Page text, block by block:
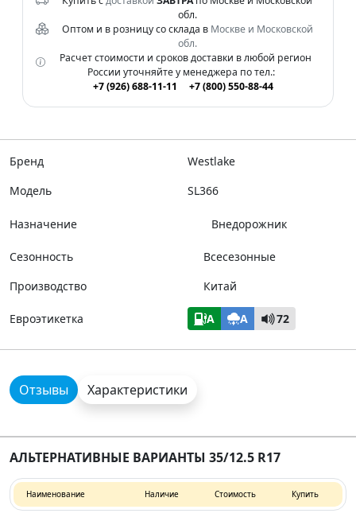
обл.
Оптом и в розницу со склада в Москве и Московской
обл.
Расчет стоимости и сроков доставки в любой регион
России уточняйте у менеджера по тел.:
+7 (926) 688-11-11
+7 (800) 550-88-44
Бренд
Westlake
Модель
SL366
Назначение Внедорожник
Сезонность
Всесезонные
Производство
Китай
Евроэтикетка A A 72
Отзывы Характеристики
АЛЬТЕРНАТИВНЫЕ ВАРИАНТЫ 35/12.5 R17
Наименование Наличие Стоимость Купить